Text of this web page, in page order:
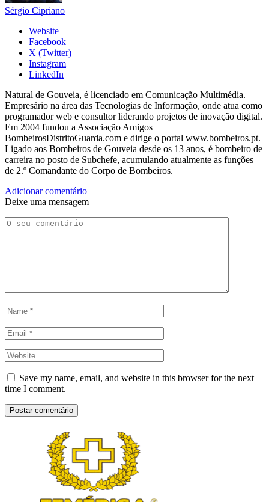
Sérgio Cipriano
Website
Facebook
X (Twitter)
Instagram
LinkedIn
Natural de Gouveia, é licenciado em Comunicação Multimédia.
Empresário na área das Tecnologias de Informação, onde atua como
programador web e consultor liderando projetos de inovação digital.
Em 2004 fundou a Associação Amigos
BombeirosDistritoGuarda.com e dirige o portal www.bombeiros.pt.
Ligado aos Bombeiros de Gouveia desde os 13 anos, é bombeiro de
carreira no posto de Subchefe, acumulando atualmente as funções
de 2.º Comandante do Corpo de Bombeiros.
Adicionar comentário
Deixe uma mensagem
Save my name, email, and website in this browser for the next
time I comment.